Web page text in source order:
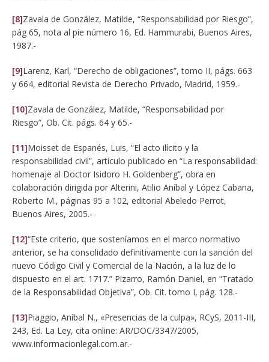
[8]Zavala de González, Matilde, “Responsabilidad por Riesgo”,
pág 65, nota al pie número 16, Ed. Hammurabi, Buenos Aires,
1987.-
[9]Larenz, Karl, “Derecho de obligaciones”, tomo II, págs. 663
y 664, editorial Revista de Derecho Privado, Madrid, 1959.-
[10]Zavala de González, Matilde, “Responsabilidad por
Riesgo”, Ob. Cit. págs. 64 y 65.-
[11]Moisset de Espanés, Luis, “El acto ilícito y la
responsabilidad civil”, artículo publicado en “La responsabilidad:
homenaje al Doctor Isidoro H. Goldenberg”, obra en
colaboración dirigida por Alterini, Atilio Aníbal y López Cabana,
Roberto M., páginas 95 a 102, editorial Abeledo Perrot,
Buenos Aires, 2005.-
[12]“Este criterio, que sosteníamos en el marco normativo
anterior, se ha consolidado definitivamente con la sanción del
nuevo Código Civil y Comercial de la Nación, a la luz de lo
dispuesto en el art. 1717.” Pizarro, Ramón Daniel, en “Tratado
de la Responsabilidad Objetiva”, Ob. Cit. tomo I, pág. 128.-
[13]Piaggio, Aníbal N., «Presencias de la culpa», RCyS, 2011-III,
243, Ed. La Ley, cita online: AR/DOC/3347/2005,
www.informacionlegal.com.ar.-